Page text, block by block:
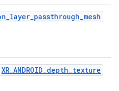
XR_ANDROID_depth_texture